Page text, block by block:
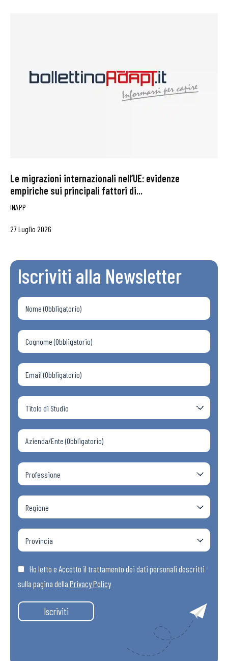
Le migrazioni internazionali nell’UE: evidenze
empiriche sui principali fattori di...
INAPP
27 Luglio 2026
Iscriviti alla Newsletter
Ho letto e Accetto il trattamento dei dati personali descritti
sulla pagina della Privacy Policy
Iscriviti